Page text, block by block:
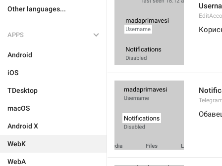
Other languages...
APPS
Android
iOS
TDesktop
macOS
Android X
WebK
WebA